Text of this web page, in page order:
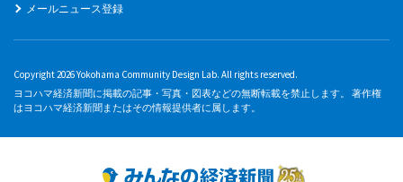
メールニュース登録
Copyright 2026 Yokohama Community Design Lab. All rights reserved.
ヨコハマ経済新聞に掲載の記事・写真・図表などの無断転載を禁止します。 著作権
はヨコハマ経済新聞またはその情報提供者に属します。